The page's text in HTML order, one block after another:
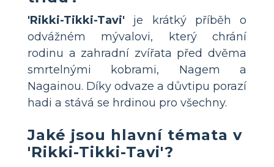
'Rikki-Tikki-Tavi' je krátký příběh o
odvážném mývalovi, který chrání
rodinu a zahradní zvířata před dvěma
smrtelnými kobrami, Nagem a
Nagainou. Díky odvaze a důvtipu porazí
hadi a stává se hrdinou pro všechny.
Jaké jsou hlavní témata v
'Rikki-Tikki-Tavi'?